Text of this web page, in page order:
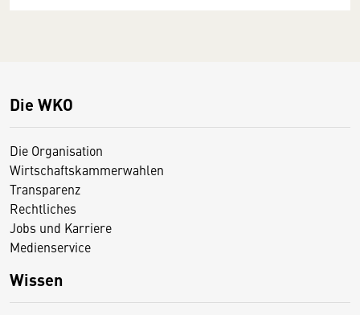
Die WKO
Die Organisation
Wirtschaftskammerwahlen
Transparenz
Rechtliches
Jobs und Karriere
Medienservice
Wissen